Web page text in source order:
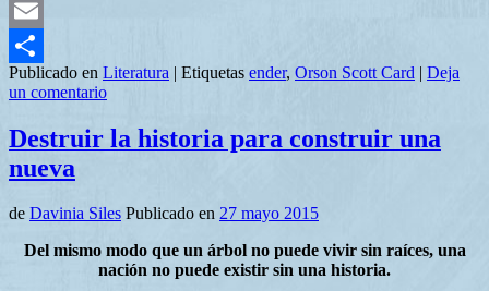
Mastodon
Email
Compartir
Publicado en Literatura | Etiquetas ender, Orson Scott Card | Deja
un comentario
Destruir la historia para construir una
nueva
de Davinia Siles Publicado en 27 mayo 2015
Del mismo modo que un árbol no puede vivir sin raíces, una
nación no puede existir sin una historia.